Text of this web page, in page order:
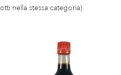
nella stessa categoria)